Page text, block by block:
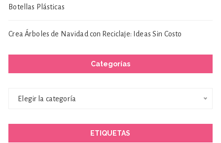
Botellas Plásticas
Crea Árboles de Navidad con Reciclaje: Ideas Sin Costo
Categorías
Categorías
Elegir la categoría
ETIQUETAS